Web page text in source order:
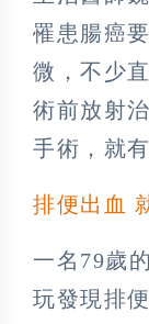
罹患腸癌
微，不少
術前放射
手術，就
排便出血
一名79歲
玩發現排